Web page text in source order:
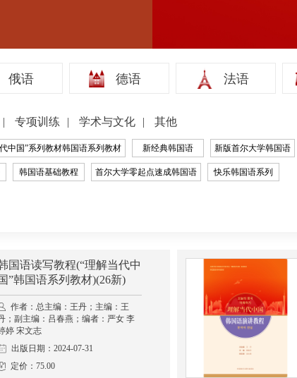
俄语 德语 法语
专项训练 学术与文化 其他
中国”系列教材韩国语系列教材 新经典韩国语 新版首尔大学韩国语
韩国语基础教程 首尔大学零起点速成韩国语 快乐韩国语系列
国语读写教程(“理解当代中
”韩国语系列教材)(26新)
作者：总主编：王丹；主编：王
；副主编：吕春燕；编者：严女 李
婷 宋文志
出版日期：2024-07-31
定价：75.00